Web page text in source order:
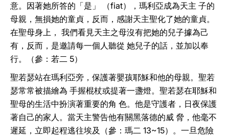
意。因著她所答的「是」 （fiat），瑪利亞成為天主 子的
母親，無損她的童貞，反而，感謝天主聖化了她的童貞。
在聖母身上， 我們看見天主之母沒有把她的兒子據為己
有，反而，是邀請每一個人聽從 她兒子的話，並加以奉
行。（參：若二 5）
聖若瑟站在瑪利亞旁，保護著嬰孩耶穌和他的母親。聖若
瑟常常被描繪為 手握棍杖或提著一盞燈。聖若瑟在耶穌和
聖母的生活中扮演著重要的角 色。他是守護者，日夜保護
著自己的家人。當天主警告他有關黑落德的威 脅，他毫不
遲延，立即起程逃往埃及（參：瑪二 13~15）。一旦危險